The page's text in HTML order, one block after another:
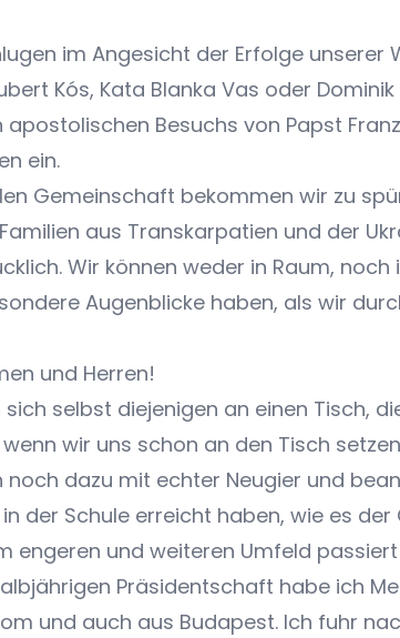
im Angesicht der Erfolge
Kós, Kata Blanka Vas oder
Besuchs von Papst
ein.
Gemeinschaft bekommen wir zu
aus Transkarpatien und der
Wir können weder in Raum,
Augenblicke haben, als wir
und Herren!
selbst diejenigen an einen Tisch,
wir uns schon an den Tisch
dazu mit echter Neugier und
der Schule erreicht haben, wie es
engeren und weiteren Umfeld
Präsidentschaft habe ich
und auch aus Budapest. Ich fuhr